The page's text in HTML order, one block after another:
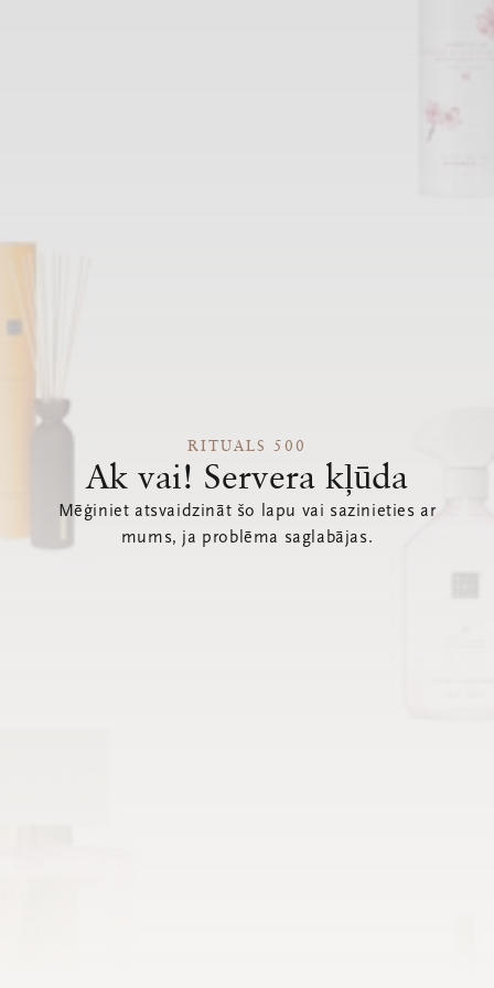
RITUALS 500
Ak vai! Servera kļūda
Mēģiniet atsvaidzināt šo lapu vai sazinieties ar
mums, ja problēma saglabājas.